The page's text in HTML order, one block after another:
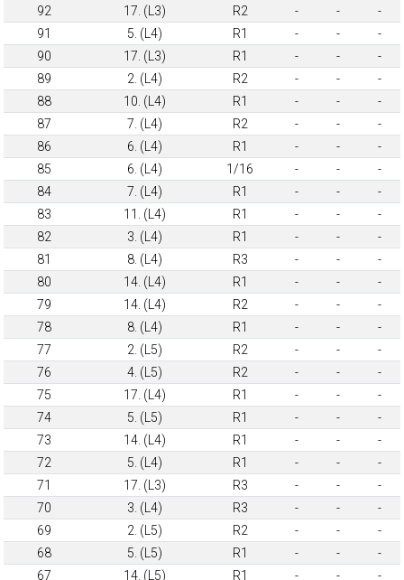
92 17. (L3) R2 - -
-
91
5. (L4) R1 - -
-
90
17. (L3) R1 - -
-
89
2. (L4) R2 - -
-
88
10. (L4) R1 - -
-
87
7. (L4) R2 - -
-
86
6. (L4) R1 - -
-
85
6. (L4) 1/16 - -
-
84
7. (L4) R1 - -
-
83
11. (L4) R1 - -
-
82
3. (L4) R1 - -
-
81
8. (L4) R3 - -
-
80
14. (L4) R1 - -
-
79
14. (L4) R2 - -
-
78
8. (L4) R1 - -
-
77
2. (L5) R2 - -
-
76
4. (L5) R2 - -
-
75
17. (L4) R1 - -
-
74
5. (L5) R1 - -
-
73
14. (L4) R1 - -
-
72
5. (L4) R1 - -
-
71
17. (L3) R3 - -
-
70
3. (L4) R3 - -
-
69
2. (L5) R2 - -
-
68
5. (L5) R1 - -
-
67
14. (L5) R1 - -
-